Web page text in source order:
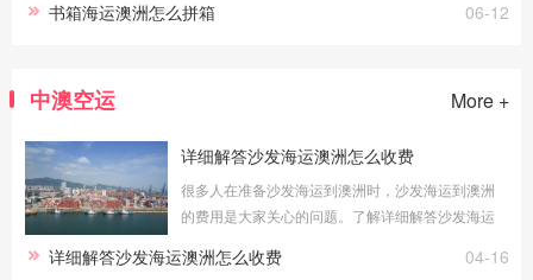
06-12
书箱海运澳洲怎么拼箱
中澳空运 More +
详细解答沙发海运澳洲怎么收费
很多人在准备沙发海运到澳洲时，沙发海运到澳洲
的费用是大家关心的问题。了解详细解答沙发海运
物流成本。海运费用的计算方式：整柜
04-16
详细解答沙发海运澳洲怎么收费